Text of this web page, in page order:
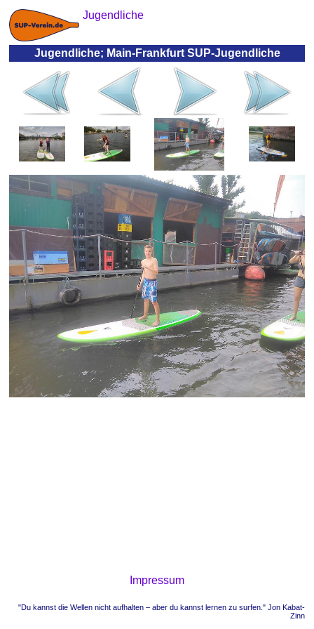
Jugendliche
Jugendliche; Main-Frankfurt SUP-Jugendliche
Impressum
"Du kannst die Wellen nicht aufhalten – aber du kannst lernen zu surfen." Jon Kabat-
Zinn